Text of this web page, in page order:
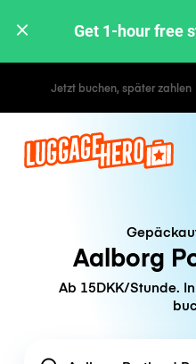
Get 1-hour free
Stunden-
Aalborg
Ab 15DKK/Stunde.